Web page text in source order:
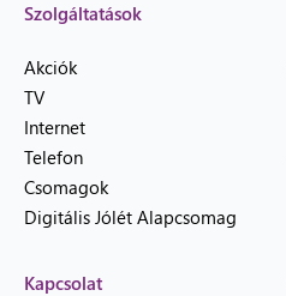
Szolgáltatások
Akciók
TV
Internet
Telefon
Csomagok
Digitális Jólét Alapcsomag
Kapcsolat